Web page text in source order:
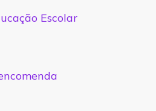
Escolar